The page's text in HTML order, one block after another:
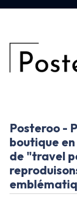
Posteroo -
boutique
de "travel